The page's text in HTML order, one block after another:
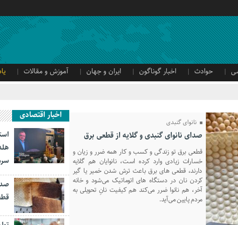
حوادث اخبار گوناگون ایران و جهان آموزش و مقالات
نانوای گنبدی
صدای نانوای گنبدی و گلایه از قطعی برق
قطعی برق تو زندگی و کسب و کار همه ضرر و زیان و
خسارات زیادی وارد کرده است، نانوایان هم گلایه
دارند، قطعی های برق باعث ترش شدن خمیر یا گیر
کردن نان در دستگاه‌ ‌های اتوماتیک می‌شود و خانه
آخر، هم نانوا ضرر می‌کند هم کیفیت نانِ تحویلی به
مردم پایین می‌آید.
اخبار اقتصادی